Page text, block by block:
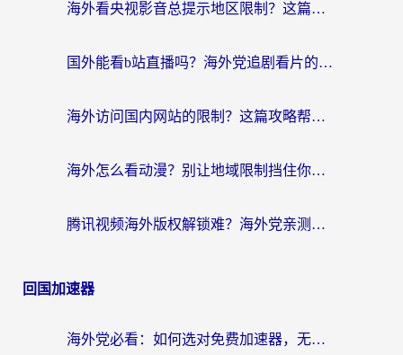
海外看央视影音总提示地区限制？这篇教你选对回国加速器，流畅追剧不踩坑
国外能看b站直播吗？海外党追剧看片的终极解决方案来了
海外访问国内网站的限制？这篇攻略帮你无缝解锁12306、12123和国内影音
海外怎么看动漫？别让地域限制挡住你的追番快乐
腾讯视频海外版权解锁难？海外党亲测：选对回国加速器，追剧观影零障碍
回国加速器
海外党必看：如何选对免费加速器，无缝访问国内资源不踩坑？